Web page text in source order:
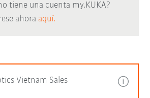
tiene una cuenta my.KUKA?
ahora aquí.
Vietnam Sales